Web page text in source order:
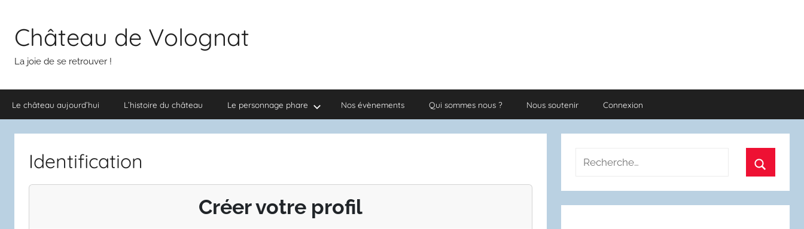
contenuChâteau de Volognat
La joie de se retrouver !
Le château aujourd’hui L’histoire du château Le personnage phare Nos évènements Qui sommes nous ? Nous soutenir Connexion
Identification
Créer votre profil
Recherche
: